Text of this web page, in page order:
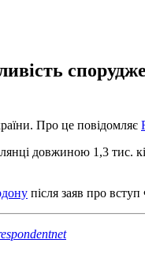
Про це повідомляє
довжиною 1,3 тис.
після заяв про